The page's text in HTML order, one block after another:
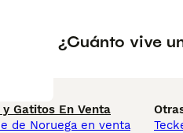
¿Cuánto vive
y Gatitos En Venta
de Noruega en venta